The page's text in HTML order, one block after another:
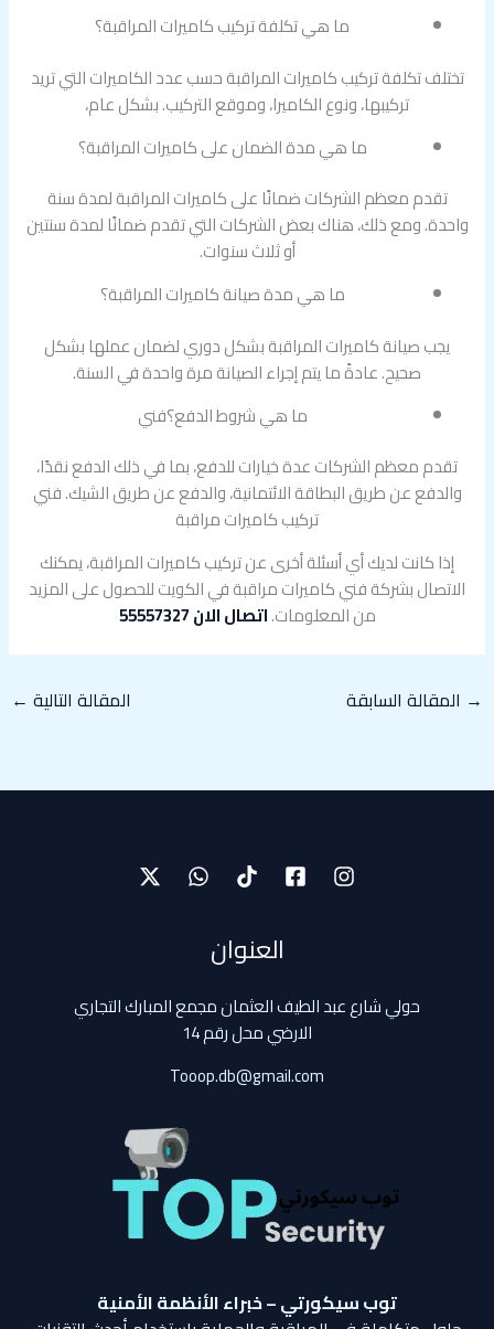
ما هي تكلفة تركيب كاميرات المراقبة؟
تختلف تكلفة تركيب كاميرات المراقبة حسب عدد الكاميرات التي تريد
تركيبها، ونوع الكاميرا، وموقع التركيب. بشكل عام،
ما هي مدة الضمان على كاميرات المراقبة؟
تقدم معظم الشركات ضمانًا على كاميرات المراقبة لمدة سنة
واحدة. ومع ذلك، هناك بعض الشركات التي تقدم ضمانًا لمدة سنتين
أو ثلاث سنوات.
ما هي مدة صيانة كاميرات المراقبة؟
يجب صيانة كاميرات المراقبة بشكل دوري لضمان عملها بشكل
صحيح. عادةً ما يتم إجراء الصيانة مرة واحدة في السنة.
ما هي شروط الدفع؟فني
تقدم معظم الشركات عدة خيارات للدفع، بما في ذلك الدفع نقدًا،
والدفع عن طريق البطاقة الائتمانية، والدفع عن طريق الشيك. فني
تركيب كاميرات مراقبة
إذا كانت لديك أي أسئلة أخرى عن تركيب كاميرات المراقبة، يمكنك
الاتصال بشركة فني كاميرات مراقبة في الكويت للحصول على المزيد
من المعلومات.اتصال الان 55557327
→ المقالة السابقة المقالة التالية ←
العنوان
حولي شارع عبد الطيف العثمان مجمع المبارك التجاري
الارضي محل رقم 14
Tooop.db@gmail.com
توب سيكورتي – خبراء الأنظمة الأمنية